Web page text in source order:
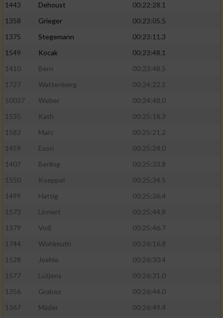
1443
Dehoust
00:22:28.1
1358
Grieger
00:23:05.5
1375
Stegemann
00:23:11.3
1549
Kocak
00:23:48.1
1410
Bern
00:23:48.5
1727
Wattenberg
00:24:22.1
50037
Weber
00:24:48.0
1535
Kath
00:25:18.3
1582
Marc
00:25:21.2
1459
Exon
00:25:24.0
1407
Berling
00:25:33.8
1550
Koeppel
00:25:34.5
1499
Hattig
00:25:36.4
1573
Linnert
00:25:44.8
1379
Voß
00:25:46.7
1744
Wohlmuth
00:26:16.8
1528
Joehle
00:26:30.4
1577
Lütjens
00:26:31.0
1356
Grabez
00:26:44.0
1367
Mäder
00:26:49.4